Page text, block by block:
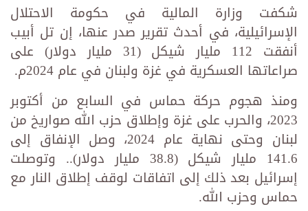
شكفت وزارة المالية في حكومة الاحتلال
الإسرائيلية، في أحدث تقرير صدر عنها، إن تل أبيب
أنفقت 112 مليار شيكل (31 مليار دولار) على
صراعاتها العسكرية في غزة ولبنان في عام 2024م.
ومنذ هجوم حركة حماس في السابع من أكتوبر
2023، والحرب على غزة وإطلاق حزب الله صواريخ من
لبنان وحتى نهاية عام 2024، وصل الإنفاق إلى
141.6 مليار شيكل (38.8 مليار دولار).. وتوصلت
إسرائيل بعد ذلك إلى اتفاقات لوقف إطلاق النار مع
حماس وحزب الله.